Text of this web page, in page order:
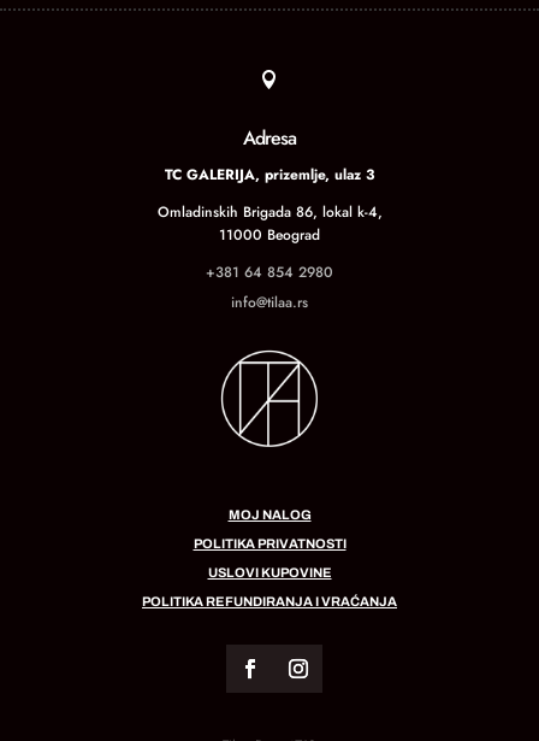

Adresa
TC GALERIJA, prizemlje, ulaz 3
Omladinskih Brigada 86, lokal k-4,
11000 Beograd
+381 64 854 2980
info@tilaa.rs
MOJ NALOG
POLITIKA PRIVATNOSTI
USLOVI KUPOVINE
POLITIKA REFUNDIRANJA I VRAĆANJA